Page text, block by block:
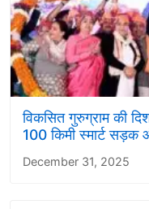
विकसित गुरुग्राम की
100 किमी स्मार्ट सड़क
December 31, 2025